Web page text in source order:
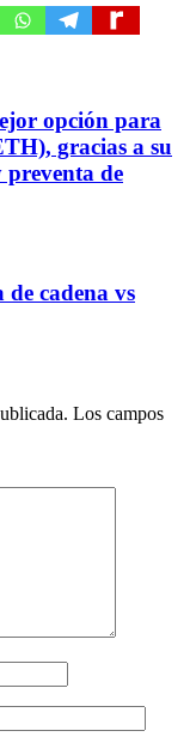
opción para
gracias a su
preventa de
cadena vs
Los campos